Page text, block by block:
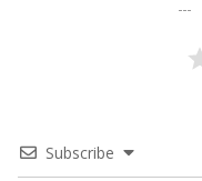
Subscribe